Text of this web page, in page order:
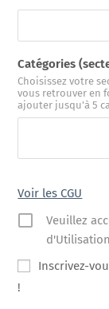
Catégories
Choisissez votre
vous retrouver en
ajouter jusqu'à 5
Voir les CGU
Veuillez
d'Utilisation
Inscrivez-
!